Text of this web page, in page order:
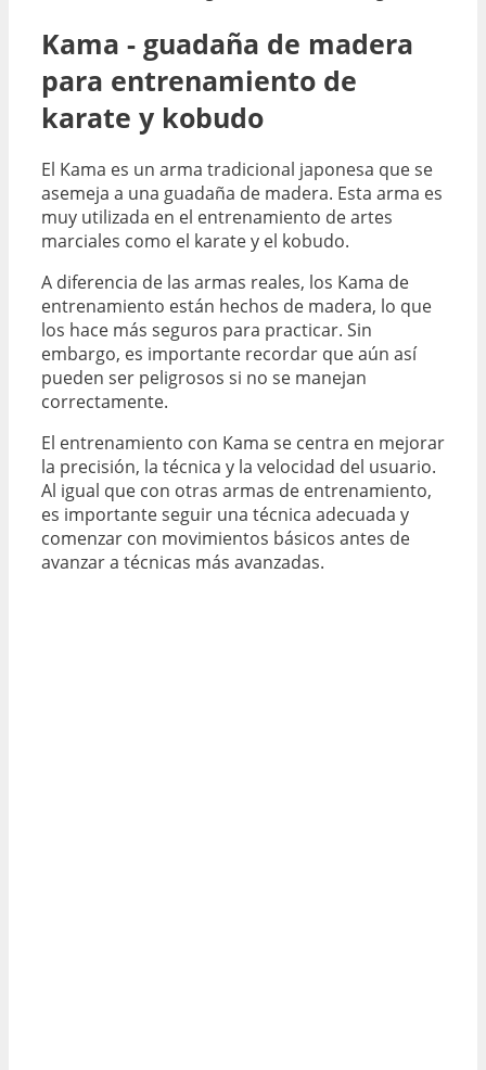
Kama - guadaña de madera
para entrenamiento de
karate y kobudo
El Kama es un arma tradicional japonesa que se
asemeja a una guadaña de madera. Esta arma es
muy utilizada en el entrenamiento de artes
marciales como el karate y el kobudo.
A diferencia de las armas reales, los Kama de
entrenamiento están hechos de madera, lo que
los hace más seguros para practicar. Sin
embargo, es importante recordar que aún así
pueden ser peligrosos si no se manejan
correctamente.
El entrenamiento con Kama se centra en mejorar
la precisión, la técnica y la velocidad del usuario.
Al igual que con otras armas de entrenamiento,
es importante seguir una técnica adecuada y
comenzar con movimientos básicos antes de
avanzar a técnicas más avanzadas.